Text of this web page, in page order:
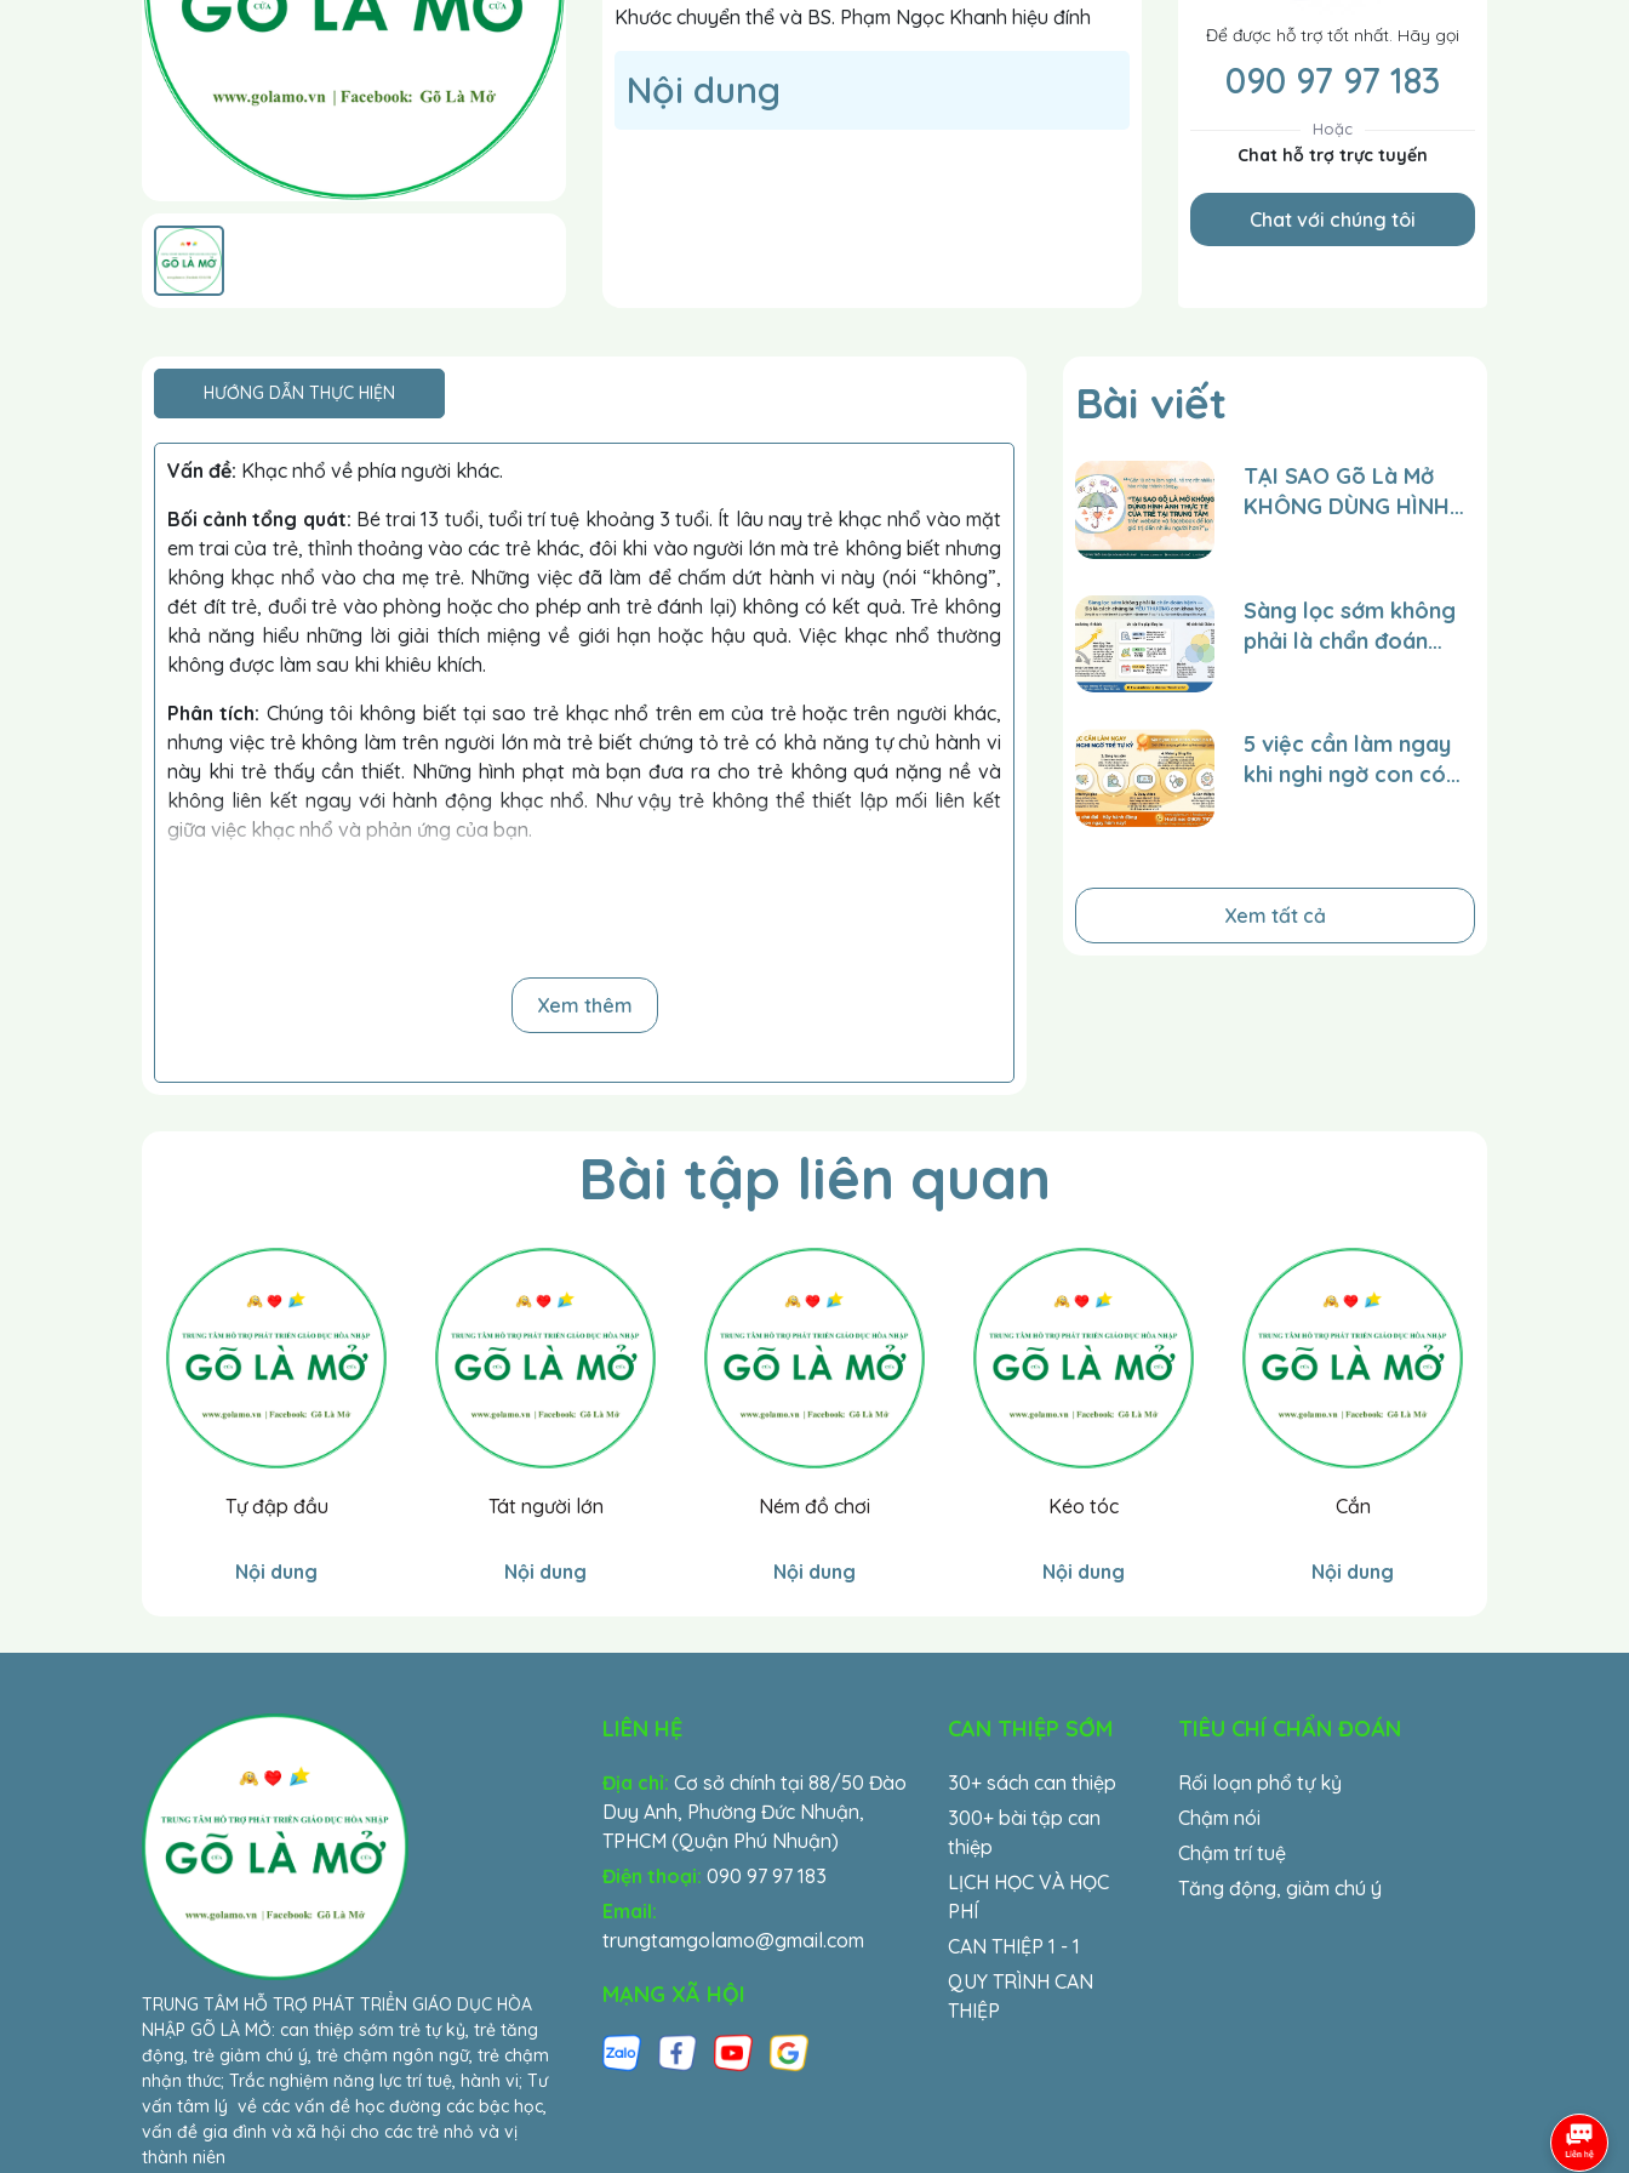
Khước chuyển thể và BS. Phạm Ngọc Khanh hiệu đính
Nội dung
Để được hỗ trợ tốt nhất. Hãy gọi
090 97 97 183
Hoặc
Chat hỗ trợ trực tuyến
Chat với chúng tôi
HƯỚNG DẪN THỰC HIỆN
Vấn đề: Khạc nhổ về phía người khác.
Bối cảnh tổng quát: Bé trai 13 tuổi, tuổi trí tuệ khoảng 3 tuổi. Ít lâu nay trẻ khạc nhổ vào mặt
em trai của trẻ, thỉnh thoảng vào các trẻ khác, đôi khi vào người lớn mà trẻ không biết nhưng
không khạc nhổ vào cha mẹ trẻ. Những việc đã làm để chấm dứt hành vi này (nói “không”,
đét đít trẻ, đuổi trẻ vào phòng hoặc cho phép anh trẻ đánh lại) không có kết quả. Trẻ không
khả năng hiểu những lời giải thích miệng về giới hạn hoặc hậu quả. Việc khạc nhổ thường
không được làm sau khi khiêu khích.
Phân tích: Chúng tôi không biết tại sao trẻ khạc nhổ trên em của trẻ hoặc trên người khác,
nhưng việc trẻ không làm trên người lớn mà trẻ biết chứng tỏ trẻ có khả năng tự chủ hành vi
này khi trẻ thấy cần thiết. Những hình phạt mà bạn đưa ra cho trẻ không quá nặng nề và
không liên kết ngay với hành động khạc nhổ. Như vậy trẻ không thể thiết lập mối liên kết
giữa việc khạc nhổ và phản ứng của bạn.
Yêu cầu em trẻ gặp trẻ với bạn để làm một bài tập mà trẻ thấy dễ: tô màu bên trong hình tròn
Bạn tổ chức bài tập này sao cho mỗi người lần lượt chơi.
Bạn ghi trên bảng (xem hình 10.2) mỗi lần điều đó xảy ra và tiếp tục ghi ít nhất một tuần.
Khi hành vi này được tự chủ trong trò chơi của bạn, bạn làm theo tiến trình này vào những lúc
khác trong ngày, mỗi khi trẻ khạc nhổ trên một người nào đó. (Chú ý đừng để giấm chạm vào
K = khạc; Gi = giấm
Thứ 2 Thứ 4 Thứ 5 Thứ 6Thứ 7 Chủ nhật
K-Gi
Hình 10.2 - Bảng khạc nhổ
Xem thêm
Bài viết
TẠI SAO Gõ Là Mở
KHÔNG DÙNG HÌNH
trên website và
facebook để lan tỏa
giá trị đến nhiều
Sàng lọc sớm không
phải là chẩn đoán
THƯƠNG con một
cách khoa học.
5 việc cần làm ngay
khi nghi ngờ con có
Xem tất cả
Bài tập liên quan
Tự đập đầu
Nội dung
Tát người lớn
Nội dung
Ném đồ chơi
Nội dung
Kéo tóc
Nội dung
Cắn
Nội dung
TRUNG TÂM HỖ TRỢ PHÁT TRIỂN GIÁO DỤC HÒA
NHẬP GÕ LÀ MỞ: can thiệp sớm trẻ tự kỷ, trẻ tăng
động, trẻ giảm chú ý, trẻ chậm ngôn ngữ, trẻ chậm
nhận thức; Trắc nghiệm năng lực trí tuệ, hành vi; Tư
vấn tâm lý về các vấn đề học đường các bậc học,
vấn đề gia đình và xã hội cho các trẻ nhỏ và vị
thành niên
LIÊN HỆ
Địa chỉ: Cơ sở chính tại 88/50 Đào
Duy Anh, Phường Đức Nhuận,
TPHCM (Quận Phú Nhuận)
Điện thoại: 090 97 97 183
Email:
trungtamgolamo@gmail.com
MẠNG XÃ HỘI
CAN THIỆP SỚM
30+ sách can thiệp
300+ bài tập can
thiệp
LỊCH HỌC VÀ HỌC
PHÍ
CAN THIỆP 1 - 1
QUY TRÌNH CAN
THIỆP
TIÊU CHÍ CHẨN ĐOÁN
Rối loạn phổ tự kỷ
Chậm nói
Chậm trí tuệ
Tăng động, giảm chú ý